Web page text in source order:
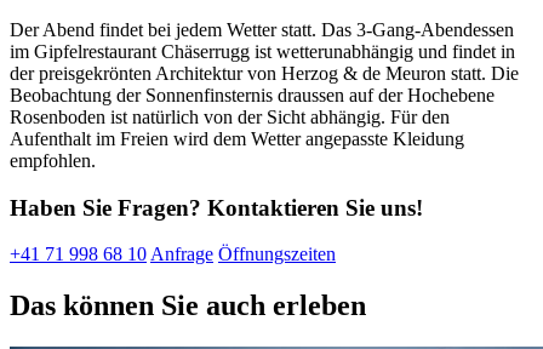
Der Abend findet bei jedem Wetter statt. Das 3-Gang-Abendessen
im Gipfelrestaurant Chäserrugg ist wetterunabhängig und findet in
der preisgekrönten Architektur von Herzog & de Meuron statt. Die
Beobachtung der Sonnenfinsternis draussen auf der Hochebene
Rosenboden ist natürlich von der Sicht abhängig. Für den
Aufenthalt im Freien wird dem Wetter angepasste Kleidung
empfohlen.
Haben Sie Fragen? Kontaktieren Sie uns!
+41 71 998 68 10 Anfrage Öffnungszeiten
Das können Sie auch erleben